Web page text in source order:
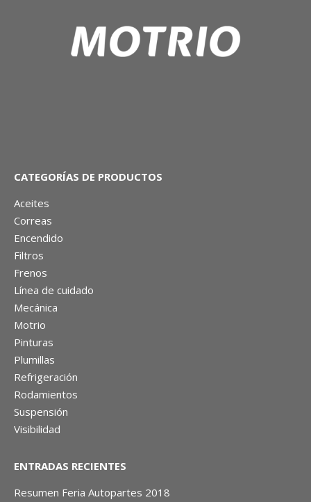
CATEGORÍAS DE PRODUCTOS
Aceites
Correas
Encendido
Filtros
Frenos
Línea de cuidado
Mecánica
Motrio
Pinturas
Plumillas
Refrigeración
Rodamientos
Suspensión
Visibilidad
ENTRADAS RECIENTES
Resumen Feria Autopartes 2018